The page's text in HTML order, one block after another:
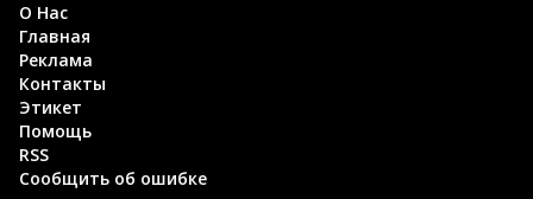
О Нас
Главная
Реклама
Контакты
Этикет
Помощь
RSS
Сообщить об ошибке